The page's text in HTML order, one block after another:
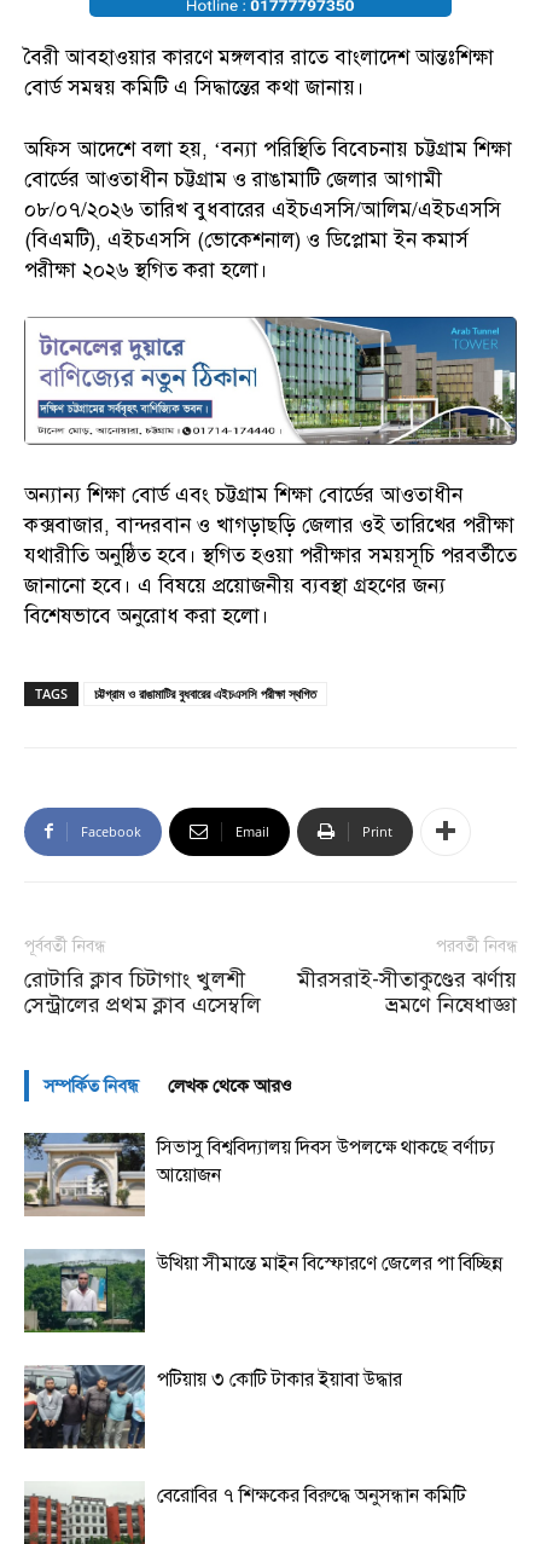
বৈরী আবহাওয়ার কারণে মঙ্গলবার রাতে বাংলাদেশ আন্তঃশিক্ষা
বোর্ড সমন্বয় কমিটি এ সিদ্ধান্তের কথা জানায়।
অফিস আদেশে বলা হয়, ‘বন্যা পরিস্থিতি বিবেচনায় চট্টগ্রাম শিক্ষা
বোর্ডের আওতাধীন চট্টগ্রাম ও রাঙামাটি জেলার আগামী
০৮/০৭/২০২৬ তারিখ বুধবারের এইচএসসি/আলিম/এইচএসসি
(বিএমটি), এইচএসসি (ভোকেশনাল) ও ডিপ্লোমা ইন কমার্স
পরীক্ষা ২০২৬ স্থগিত করা হলো।
অন্যান্য শিক্ষা বোর্ড এবং চট্টগ্রাম শিক্ষা বোর্ডের আওতাধীন
কক্সবাজার, বান্দরবান ও খাগড়াছড়ি জেলার ওই তারিখের পরীক্ষা
যথারীতি অনুষ্ঠিত হবে। স্থগিত হওয়া পরীক্ষার সময়সূচি পরবর্তীতে
জানানো হবে। এ বিষয়ে প্রয়োজনীয় ব্যবস্থা গ্রহণের জন্য
বিশেষভাবে অনুরোধ করা হলো।
TAGS চট্টগ্রাম ও রাঙামাটির বুধবারের এইচএসসি পরীক্ষা স্থগিত
Facebook Email Print
পূর্ববর্তী নিবন্ধ
রোটারি ক্লাব চিটাগাং খুলশী
সেন্ট্রালের প্রথম ক্লাব এসেম্বলি
পরবর্তী নিবন্ধ
মীরসরাই-সীতাকুণ্ডের ঝর্ণায়
ভ্রমণে নিষেধাজ্ঞা
সম্পর্কিত নিবন্ধ লেখক থেকে আরও
সিভাসু বিশ্ববিদ্যালয় দিবস উপলক্ষে থাকছে বর্ণাঢ্য
আয়োজন
উখিয়া সীমান্তে মাইন বিস্ফোরণে জেলের পা বিচ্ছিন্ন
পটিয়ায় ৩ কোটি টাকার ইয়াবা উদ্ধার
বেরোবির ৭ শিক্ষকের বিরুদ্ধে অনুসন্ধান কমিটি